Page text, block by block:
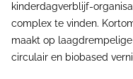
kinderdagverblijf-
complex te vinden.
maakt op
circulair en biobased